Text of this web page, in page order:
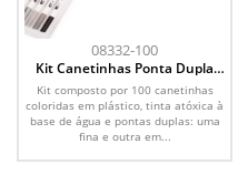
08332-100
Kit Canetinhas Ponta Dupla
100 Cores
Kit composto por 100 canetinhas
coloridas em plástico, tinta atóxica à
base de água e pontas duplas: uma
fina e outra em...